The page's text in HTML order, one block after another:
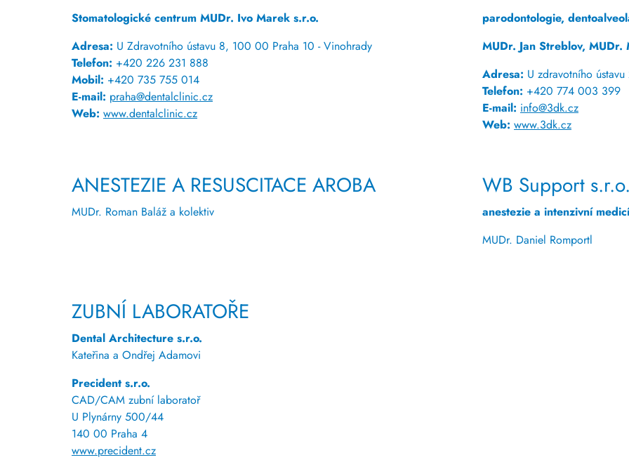
Stomatologické centrum MUDr. Ivo Marek s.r.o.
Adresa: U Zdravotního ústavu 8, 100 00 Praha 10 - Vinohrady
Telefon: +420 226 231 888
Mobil: +420 735 755 014
E-mail: praha@dentalclinic.cz
Web: www.dentalclinic.cz
parodontologie,
MUDr. Jan Streblov,
Adresa: U zdravotního
Telefon: +420 774 003 399
E-mail: info@3dk.cz
Web: www.3dk.cz
ANESTEZIE A RESUSCITACE AROBA
MUDr. Roman Baláž a kolektiv
WB Support s.r.o.
anestezie a intenzivní
MUDr. Daniel Romportl
ZUBNÍ LABORATOŘE
Dental Architecture s.r.o.
Kateřina a Ondřej Adamovi
Precident s.r.o.
CAD/CAM zubní laboratoř
U Plynárny 500/44
140 00 Praha 4
www.precident.cz